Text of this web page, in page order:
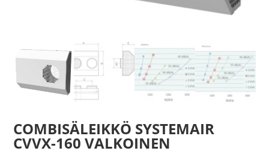
COMBISÄLEIKKÖ SYSTEMAIR
CVVX-160 VALKOINEN